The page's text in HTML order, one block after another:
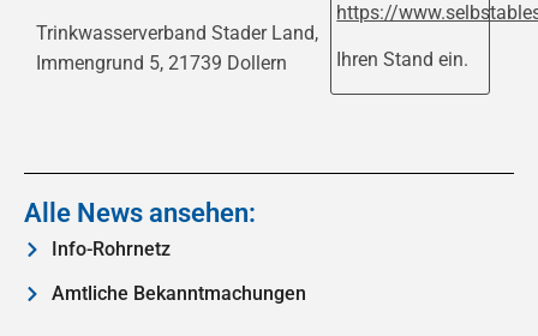
Alle News ansehen:
Info-Rohrnetz
Amtliche Bekanntmachungen
Trinkwasserverband Stader Land,
Immengrund 5, 21739 Dollern
https://
Ihren Stand ein.